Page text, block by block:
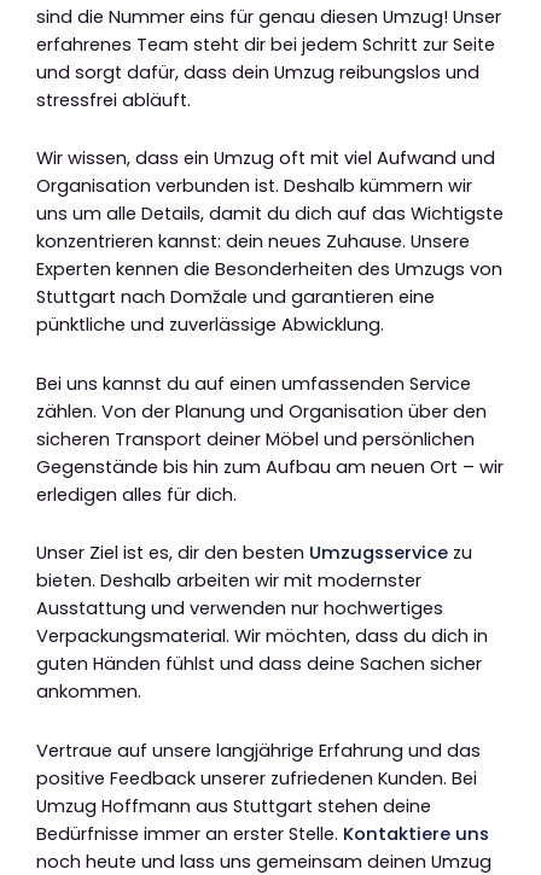
sind die Nummer eins für genau diesen Umzug! Unser
erfahrenes Team steht dir bei jedem Schritt zur Seite
und sorgt dafür, dass dein Umzug reibungslos und
stressfrei abläuft.
Wir wissen, dass ein Umzug oft mit viel Aufwand und
Organisation verbunden ist. Deshalb kümmern wir
uns um alle Details, damit du dich auf das Wichtigste
konzentrieren kannst: dein neues Zuhause. Unsere
Experten kennen die Besonderheiten des Umzugs von
Stuttgart nach Domžale und garantieren eine
pünktliche und zuverlässige Abwicklung.
Bei uns kannst du auf einen umfassenden Service
zählen. Von der Planung und Organisation über den
sicheren Transport deiner Möbel und persönlichen
Gegenstände bis hin zum Aufbau am neuen Ort – wir
erledigen alles für dich.
Unser Ziel ist es, dir den besten Umzugsservice zu
bieten. Deshalb arbeiten wir mit modernster
Ausstattung und verwenden nur hochwertiges
Verpackungsmaterial. Wir möchten, dass du dich in
guten Händen fühlst und dass deine Sachen sicher
ankommen.
Vertraue auf unsere langjährige Erfahrung und das
positive Feedback unserer zufriedenen Kunden. Bei
Umzug Hoffmann aus Stuttgart stehen deine
Bedürfnisse immer an erster Stelle. Kontaktiere uns
noch heute und lass uns gemeinsam deinen Umzug